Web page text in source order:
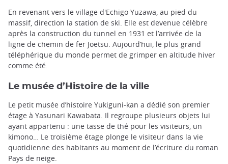
En revenant vers le village d'Echigo Yuzawa, au pied du
massif, direction la station de ski. Elle est devenue célèbre
après la construction du tunnel en 1931 et l’arrivée de la
ligne de chemin de fer Joetsu. Aujourd’hui, le plus grand
téléphérique du monde permet de grimper en altitude hiver
comme été.
Le musée d’Histoire de la ville
Le petit musée d’histoire Yukiguni-kan a dédié son premier
étage à Yasunari Kawabata. Il regroupe plusieurs objets lui
ayant appartenu : une tasse de thé pour les visiteurs, un
kimono… Le troisième étage plonge le visiteur dans la vie
quotidienne des habitants au moment de l’écriture du roman
Pays de neige.